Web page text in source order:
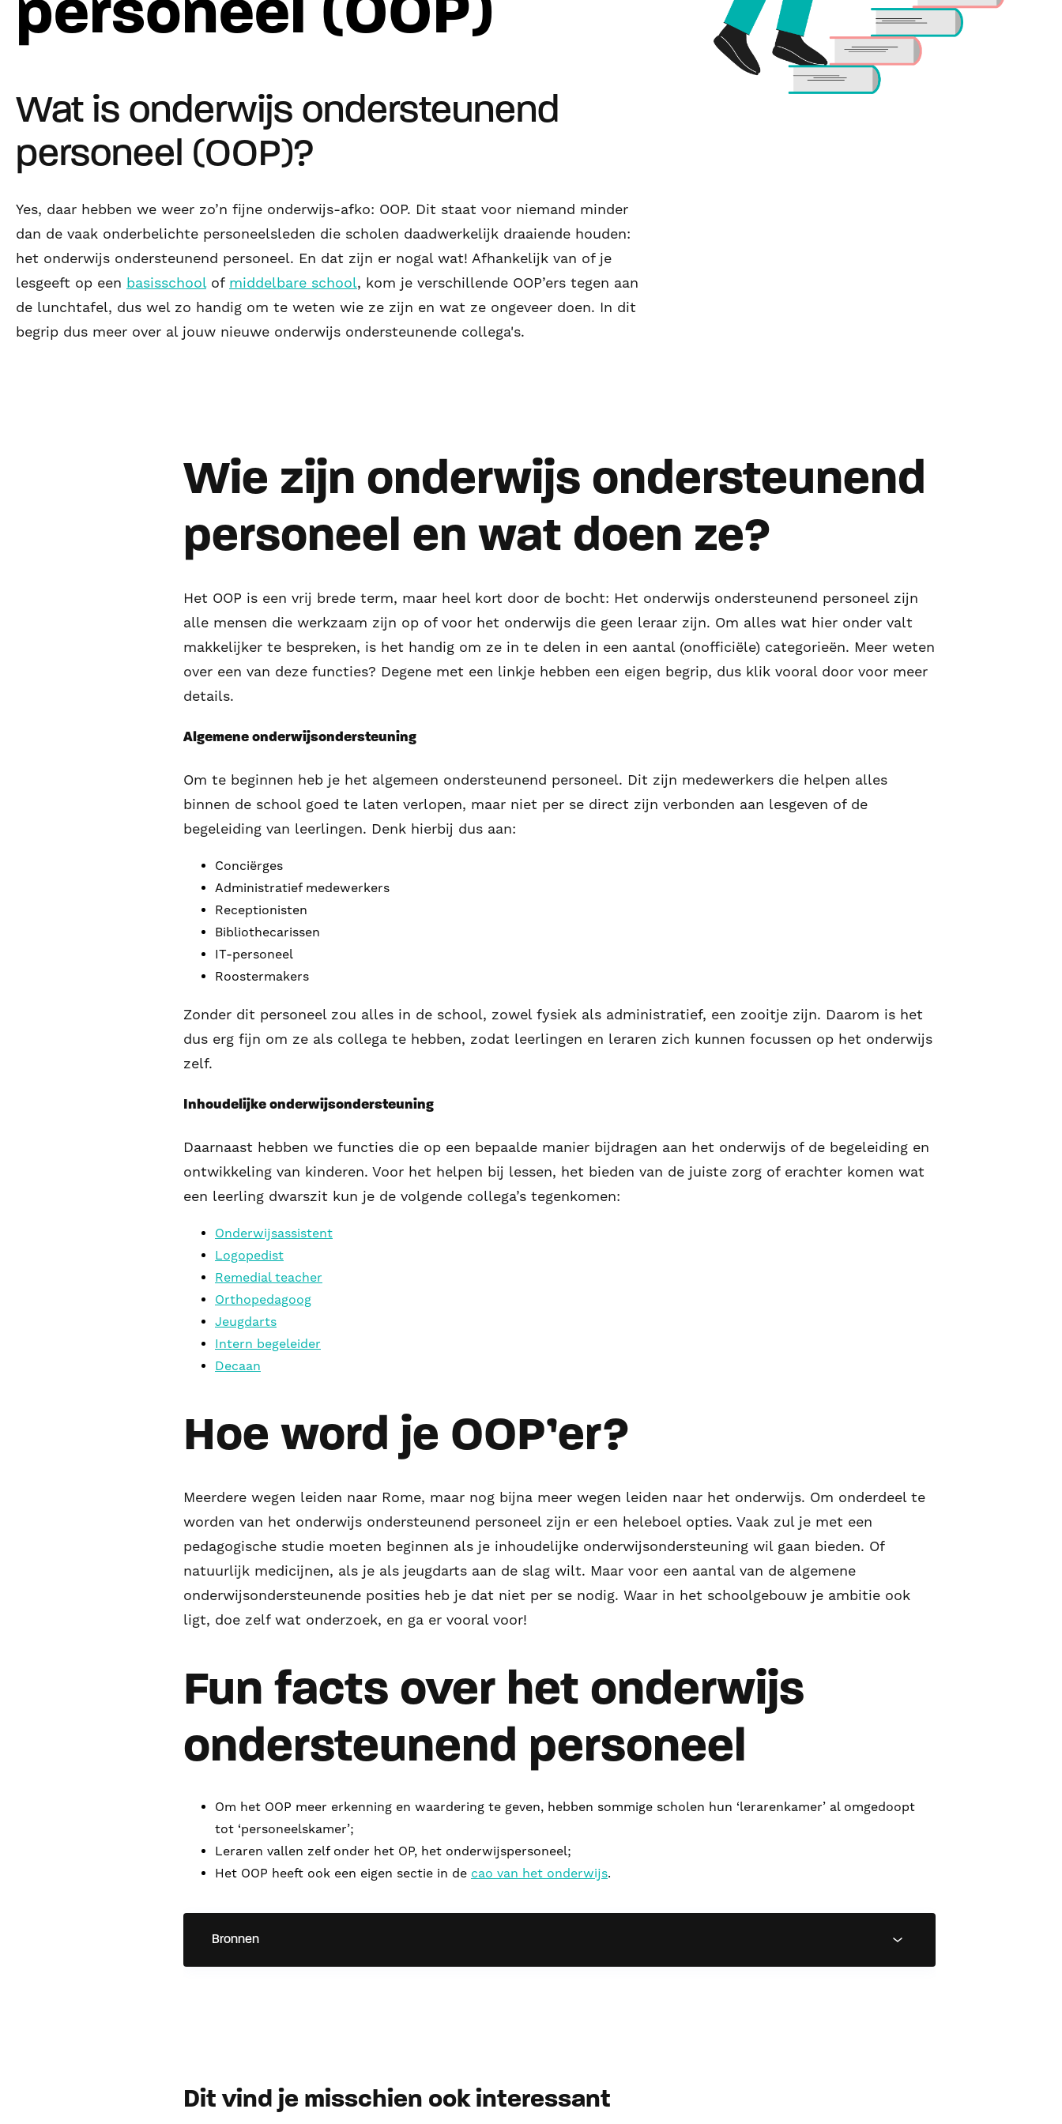
personeel (OOP)
Wat is onderwijs ondersteunend
personeel (OOP)?
Yes, daar hebben we weer zo’n fijne onderwijs-afko: OOP. Dit staat voor niemand minder
dan de vaak onderbelichte personeelsleden die scholen daadwerkelijk draaiende houden:
het onderwijs ondersteunend personeel. En dat zijn er nogal wat! Afhankelijk van of je
lesgeeft op een basisschoolof middelbare school, kom je verschillende OOP’ers tegen aan
de lunchtafel, dus wel zo handig om te weten wie ze zijn en wat ze ongeveer doen. In dit
begrip dus meer over al jouw nieuwe onderwijs ondersteunende collega's.
Wie zijn onderwijs ondersteunend
personeel en wat doen ze?
Het OOP is een vrij brede term, maar heel kort door de bocht: Het onderwijs ondersteunend personeel zijn
alle mensen die werkzaam zijn op of voor het onderwijs die geen leraar zijn. Om alles wat hier onder valt
makkelijker te bespreken, is het handig om ze in te delen in een aantal (onofficiële) categorieën. Meer weten
over een van deze functies? Degene met een linkje hebben een eigen begrip, dus klik vooral door voor meer
details.
Algemene onderwijsondersteuning
Om te beginnen heb je het algemeen ondersteunend personeel. Dit zijn medewerkers die helpen alles
binnen de school goed te laten verlopen, maar niet per se direct zijn verbonden aan lesgeven of de
begeleiding van leerlingen. Denk hierbij dus aan:
Conciërges
Administratief medewerkers
Receptionisten
Bibliothecarissen
IT-personeel
Roostermakers
Zonder dit personeel zou alles in de school, zowel fysiek als administratief, een zooitje zijn. Daarom is het
dus erg fijn om ze als collega te hebben, zodat leerlingen en leraren zich kunnen focussen op het onderwijs
zelf.
Inhoudelijke onderwijsondersteuning
Daarnaast hebben we functies die op een bepaalde manier bijdragen aan het onderwijs of de begeleiding en
ontwikkeling van kinderen. Voor het helpen bij lessen, het bieden van de juiste zorg of erachter komen wat
een leerling dwarszit kun je de volgende collega’s tegenkomen:
Onderwijsassistent
Logopedist
Remedial teacher
Orthopedagoog
Jeugdarts
Intern begeleider
Decaan
Hoe word je OOP’er?
Meerdere wegen leiden naar Rome, maar nog bijna meer wegen leiden naar het onderwijs. Om onderdeel te
worden van het onderwijs ondersteunend personeel zijn er een heleboel opties. Vaak zul je met een
pedagogische studie moeten beginnen als je inhoudelijke onderwijsondersteuning wil gaan bieden. Of
natuurlijk medicijnen, als je als jeugdarts aan de slag wilt. Maar voor een aantal van de algemene
onderwijsondersteunende posities heb je dat niet per se nodig. Waar in het schoolgebouw je ambitie ook
ligt, doe zelf wat onderzoek, en ga er vooral voor!
Fun facts over het onderwijs
ondersteunend personeel
Om het OOP meer erkenning en waardering te geven, hebben sommige scholen hun ‘lerarenkamer’ al omgedoopt
tot ‘personeelskamer’;
Leraren vallen zelf onder het OP, het onderwijspersoneel;
Het OOP heeft ook een eigen sectie in de cao van het onderwijs.
Bronnen
Dit vind je misschien ook interessant